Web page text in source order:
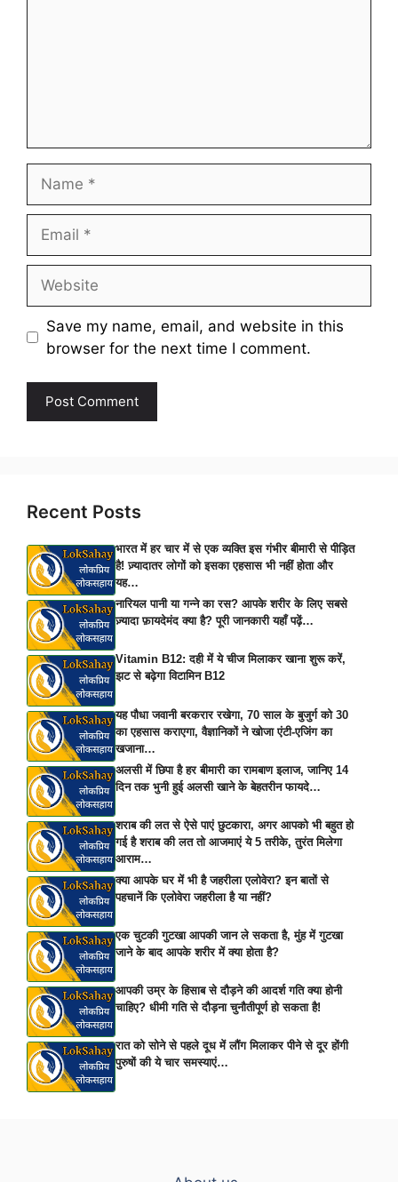
Save my name, email, and website in this
browser for the next time I comment.
Recent Posts
भारत में हर चार में से एक व्यक्ति इस गंभीर बीमारी से पीड़ित
है! ज़्यादातर लोगों को इसका एहसास भी नहीं होता और
यह…
नारियल पानी या गन्ने का रस? आपके शरीर के लिए सबसे
ज़्यादा फ़ायदेमंद क्या है? पूरी जानकारी यहाँ पढ़ें…
Vitamin B12: दही में ये चीज मिलाकर खाना शुरू करें,
झट से बढ़ेगा विटामिन B12
यह पौधा जवानी बरकरार रखेगा, 70 साल के बुजुर्ग को 30
का एहसास कराएगा, वैज्ञानिकों ने खोजा एंटी-एजिंग का
खजाना…
अलसी में छिपा है हर बीमारी का रामबाण इलाज, जानिए 14
दिन तक भुनी हुई अलसी खाने के बेहतरीन फायदे…
शराब की लत से ऐसे पाएं छुटकारा, अगर आपको भी बहुत हो
गई है शराब की लत तो आजमाएं ये 5 तरीके, तुरंत मिलेगा
आराम…
क्या आपके घर में भी है जहरीला एलोवेरा? इन बातों से
पहचानें कि एलोवेरा जहरीला है या नहीं?
एक चुटकी गुटखा आपकी जान ले सकता है, मुंह में गुटखा
जाने के बाद आपके शरीर में क्या होता है?
आपकी उम्र के हिसाब से दौड़ने की आदर्श गति क्या होनी
चाहिए? धीमी गति से दौड़ना चुनौतीपूर्ण हो सकता है!
रात को सोने से पहले दूध में लौंग मिलाकर पीने से दूर होंगी
पुरुषों की ये चार समस्याएं…